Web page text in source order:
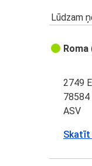
Lūdzam
2749
78584
ASV
Skatīt